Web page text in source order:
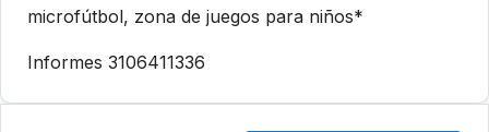
microfútbol, zona de juegos para niños*
Informes 3106411336